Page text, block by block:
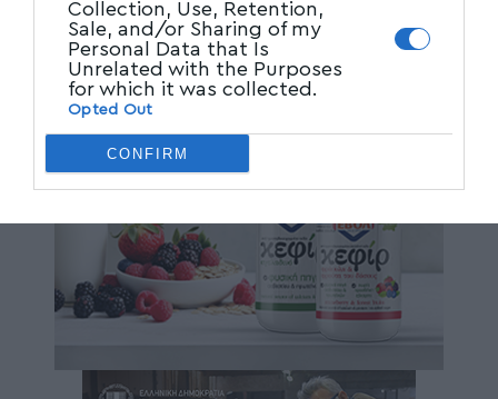
Collection, Use, Retention,
Sale, and/or Sharing of my
Personal Data that Is
Unrelated with the Purposes
for which it was collected.
Opted Out
CONFIRM